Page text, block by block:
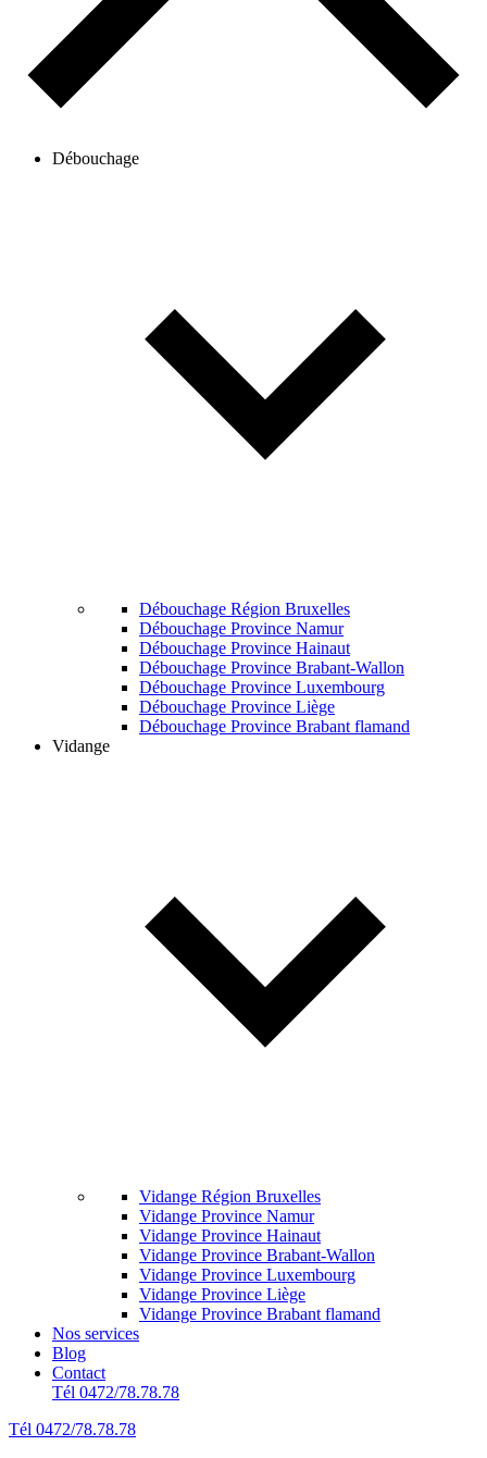
Débouchage
Débouchage Région Bruxelles
Débouchage Province Namur
Débouchage Province Hainaut
Débouchage Province Brabant-Wallon
Débouchage Province Luxembourg
Débouchage Province Liège
Débouchage Province Brabant flamand
Vidange
Vidange Région Bruxelles
Vidange Province Namur
Vidange Province Hainaut
Vidange Province Brabant-Wallon
Vidange Province Luxembourg
Vidange Province Liège
Vidange Province Brabant flamand
Nos services
Blog
Contact
Tél 0472/78.78.78
Tél 0472/78.78.78